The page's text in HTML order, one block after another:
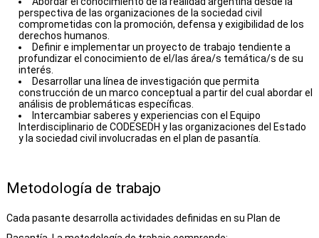
perspectiva de las organizaciones de la sociedad civil
comprometidas con la promoción, defensa y exigibilidad de los
derechos humanos.
Definir e implementar un proyecto de trabajo tendiente a
profundizar el conocimiento de el/las área/s temática/s de su
interés.
Desarrollar una línea de investigación que permita
construcción de un marco conceptual a partir del cual abordar el
análisis de problemáticas específicas.
Intercambiar saberes y experiencias con el Equipo
Interdisciplinario de CODESEDH y las organizaciones del Estado
y la sociedad civil involucradas en el plan de pasantía.
Metodología de trabajo
Cada pasante desarrolla actividades definidas en su Plan de